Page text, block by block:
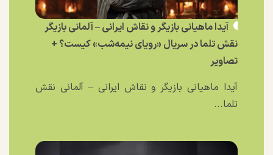
آیدا ماهیانی بازیگر و نقاش ایرانی – آلمانی بازیگر
نقش تلما در سریال «رویای نیمه‌شب» کیست؟ +
تصاویر
آیدا ماهیانی بازیگر و نقاش ایرانی – آلمانی نقش
تلما...